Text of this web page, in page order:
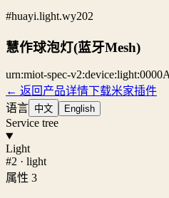
#huayi.light.wy202
慧作球泡灯(蓝牙Mesh)
urn:miot-spec-
← 返回产品详情下载米家插件
语言 中文 English
Service tree
Light
#2 · light
属性 3